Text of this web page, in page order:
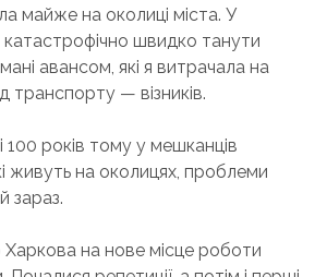
майже на околиці міста. У
швидко танути
авансом, які я витрачала на
транспорту — візників.
100 років тому у мешканців
живуть на околицях, проблеми
зараз.
Харкова на нове місце роботи